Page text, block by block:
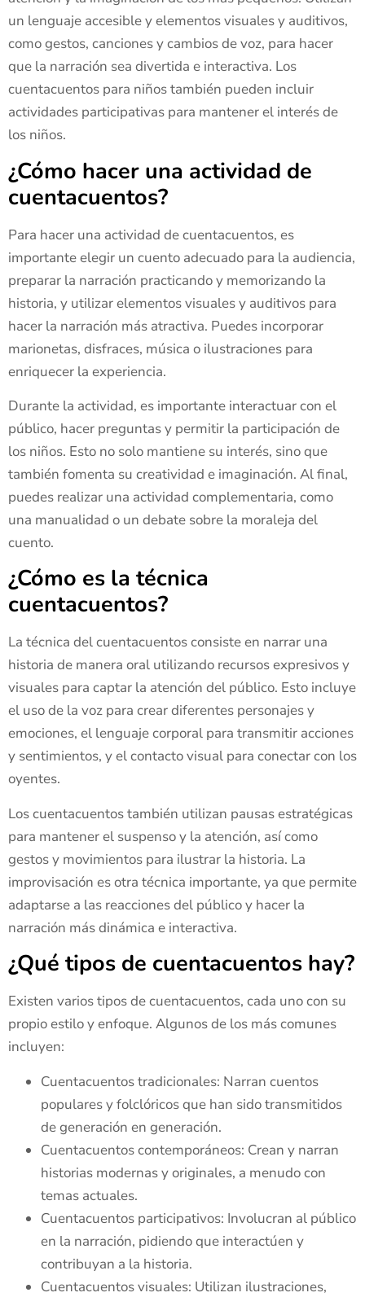
un lenguaje accesible y elementos visuales y auditivos,
como gestos, canciones y cambios de voz, para hacer
que la narración sea divertida e interactiva. Los
cuentacuentos para niños también pueden incluir
actividades participativas para mantener el interés de
los niños.
¿Cómo hacer una actividad de
cuentacuentos?
Para hacer una actividad de cuentacuentos, es
importante elegir un cuento adecuado para la audiencia,
preparar la narración practicando y memorizando la
historia, y utilizar elementos visuales y auditivos para
hacer la narración más atractiva. Puedes incorporar
marionetas, disfraces, música o ilustraciones para
enriquecer la experiencia.
Durante la actividad, es importante interactuar con el
público, hacer preguntas y permitir la participación de
los niños. Esto no solo mantiene su interés, sino que
también fomenta su creatividad e imaginación. Al final,
puedes realizar una actividad complementaria, como
una manualidad o un debate sobre la moraleja del
cuento.
¿Cómo es la técnica
cuentacuentos?
La técnica del cuentacuentos consiste en narrar una
historia de manera oral utilizando recursos expresivos y
visuales para captar la atención del público. Esto incluye
el uso de la voz para crear diferentes personajes y
emociones, el lenguaje corporal para transmitir acciones
y sentimientos, y el contacto visual para conectar con los
oyentes.
Los cuentacuentos también utilizan pausas estratégicas
para mantener el suspenso y la atención, así como
gestos y movimientos para ilustrar la historia. La
improvisación es otra técnica importante, ya que permite
adaptarse a las reacciones del público y hacer la
narración más dinámica e interactiva.
¿Qué tipos de cuentacuentos hay?
Existen varios tipos de cuentacuentos, cada uno con su
propio estilo y enfoque. Algunos de los más comunes
incluyen:
Cuentacuentos tradicionales: Narran cuentos
populares y folclóricos que han sido transmitidos
de generación en generación.
Cuentacuentos contemporáneos: Crean y narran
historias modernas y originales, a menudo con
temas actuales.
Cuentacuentos participativos: Involucran al público
en la narración, pidiendo que interactúen y
contribuyan a la historia.
Cuentacuentos visuales: Utilizan ilustraciones,